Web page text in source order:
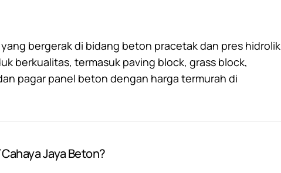
bergerak di bidang beton pracetak dan pres hidrolik
berkualitas, termasuk paving block, grass block,
pagar panel beton dengan harga termurah di
Jaya Beton?